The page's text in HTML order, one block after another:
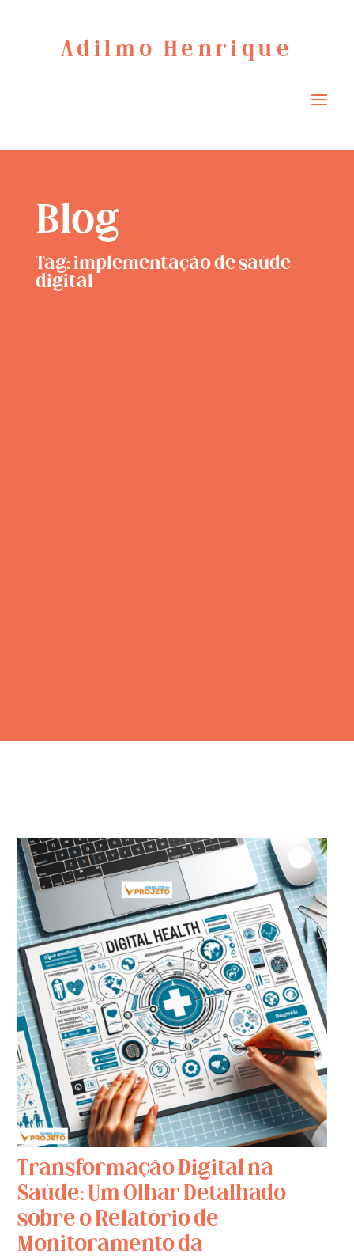
Adilmo Henrique
Blog
Tag: implementação de saúde
digital
Transformação Digital na
Saúde: Um Olhar Detalhado
sobre o Relatório de
Monitoramento da